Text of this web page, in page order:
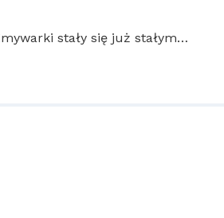
stały się już stałym…